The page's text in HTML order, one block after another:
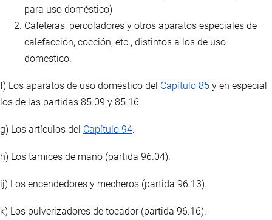
para uso doméstico)
Cafeteras, percoladores y otros aparatos especiales de
calefacción, cocción, etc., distintos a los de uso
domestico.
f) Los aparatos de uso doméstico del Capítulo 85 y en especial
los de las partidas 85.09 y 85.16.
g) Los artículos del Capítulo 94.
h) Los tamices de mano (partida 96.04).
ij) Los encendedores y mecheros (partida 96.13).
k) Los pulverizadores de tocador (partida 96.16).